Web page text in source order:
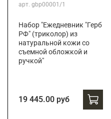
арт. gbp00001/1
Набор "Ежедневник "Герб
РФ" (триколор) из
натуральной кожи со
съемной обложкой и
ручкой"
19 445.00 руб